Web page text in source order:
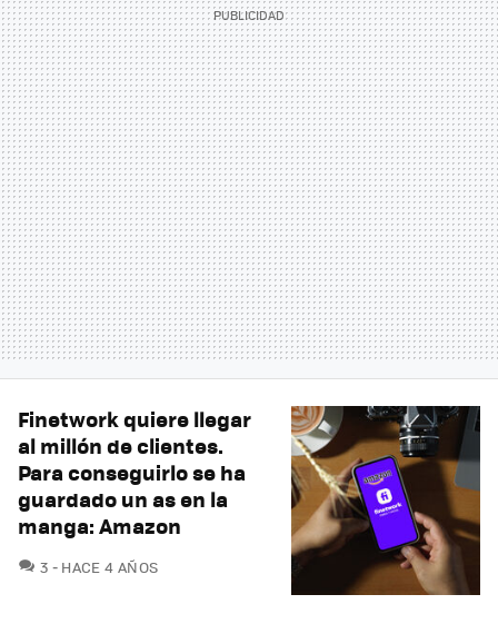
Finetwork quiere llegar
al millón de clientes.
Para conseguirlo se ha
guardado un as en la
manga: Amazon
3 COMENTARIOS
HACE 4 AÑOS